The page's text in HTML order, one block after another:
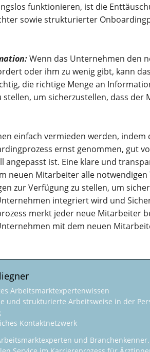
funktionieren, ist die
sowie strukturierter
Wenn das Unternehmen den
oder ihm zu wenig gibt, kann
die richtige Menge an
stellen, um sicherzustellen, dass
einfach vermieden werden,
ernst genommen, gut
ist. Eine klare und
neuen Mitarbeiter alle
zur Verfügung zu stellen, um
integriert wird und
merkt jeder neue Mitarbeiter
mit dem neuen
Arbeitsmarktexpertenwissen
und strukturierte Arbeitsweise in der
Kontaktnetzwerk
und